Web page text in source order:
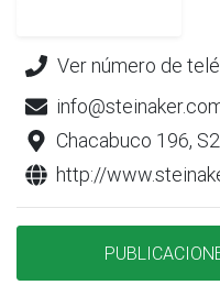
Ver número de
Chacabuco 196,
http://